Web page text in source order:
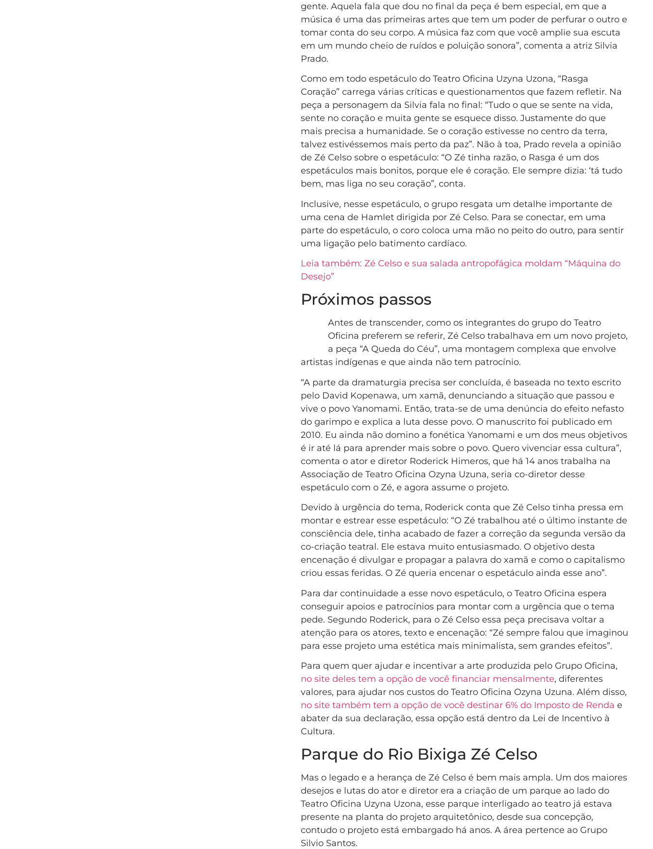
gente. Aquela fala que dou no final da peça é bem especial, em que a
música é uma das primeiras artes que tem um poder de perfurar o outro e
tomar conta do seu corpo. A música faz com que você amplie sua escuta
em um mundo cheio de ruídos e poluição sonora”, comenta a atriz Silvia
Prado.
Como em todo espetáculo do Teatro Oficina Uzyna Uzona, “Rasga
Coração” carrega várias críticas e questionamentos que fazem refletir. Na
peça a personagem da Silvia fala no final: “Tudo o que se sente na vida,
sente no coração e muita gente se esquece disso. Justamente do que
mais precisa a humanidade. Se o coração estivesse no centro da terra,
talvez estivéssemos mais perto da paz”. Não à toa, Prado revela a opinião
de Zé Celso sobre o espetáculo: “O Zé tinha razão, o Rasga é um dos
espetáculos mais bonitos, porque ele é coração. Ele sempre dizia: ‘tá tudo
bem, mas liga no seu coração”, conta.
Inclusive, nesse espetáculo, o grupo resgata um detalhe importante de
uma cena de Hamlet dirigida por Zé Celso. Para se conectar, em uma
parte do espetáculo, o coro coloca uma mão no peito do outro, para sentir
uma ligação pelo batimento cardíaco.
Leia também: Zé Celso e sua salada antropofágica moldam “Máquina do
Desejo”
Próximos passos
Antes de transcender, como os integrantes do grupo do Teatro
Oficina preferem se referir, Zé Celso trabalhava em um novo projeto,
a peça “A Queda do Céu”, uma montagem complexa que envolve
artistas indígenas e que ainda não tem patrocínio.
“A parte da dramaturgia precisa ser concluída, é baseada no texto escrito
pelo David Kopenawa, um xamã, denunciando a situação que passou e
vive o povo Yanomami. Então, trata-se de uma denúncia do efeito nefasto
do garimpo e explica a luta desse povo. O manuscrito foi publicado em
2010. Eu ainda não domino a fonética Yanomami e um dos meus objetivos
é ir até lá para aprender mais sobre o povo. Quero vivenciar essa cultura”,
comenta o ator e diretor Roderick Himeros, que há 14 anos trabalha na
Associação de Teatro Oficina Ozyna Uzuna, seria co-diretor desse
espetáculo com o Zé, e agora assume o projeto.
Devido à urgência do tema, Roderick conta que Zé Celso tinha pressa em
montar e estrear esse espetáculo: “O Zé trabalhou até o último instante de
consciência dele, tinha acabado de fazer a correção da segunda versão da
co-criação teatral. Ele estava muito entusiasmado. O objetivo desta
encenação é divulgar e propagar a palavra do xamã e como o capitalismo
criou essas feridas. O Zé queria encenar o espetáculo ainda esse ano”.
Para dar continuidade a esse novo espetáculo, o Teatro Oficina espera
conseguir apoios e patrocínios para montar com a urgência que o tema
pede. Segundo Roderick, para o Zé Celso essa peça precisava voltar a
atenção para os atores, texto e encenação: “Zé sempre falou que imaginou
para esse projeto uma estética mais minimalista, sem grandes efeitos”.
Para quem quer ajudar e incentivar a arte produzida pelo Grupo Oficina,
no site deles tem a opção de você financiar mensalmente, diferentes
valores, para ajudar nos custos do Teatro Oficina Ozyna Uzuna. Além disso,
no site também tem a opção de você destinar 6% do Imposto de Renda e
abater da sua declaração, essa opção está dentro da Lei de Incentivo à
Cultura.
Parque do Rio Bixiga Zé Celso
Mas o legado e a herança de Zé Celso é bem mais ampla. Um dos maiores
desejos e lutas do ator e diretor era a criação de um parque ao lado do
Teatro Oficina Uzyna Uzona, esse parque interligado ao teatro já estava
presente na planta do projeto arquitetônico, desde sua concepção,
contudo o projeto está embargado há anos. A área pertence ao Grupo
Silvio Santos.